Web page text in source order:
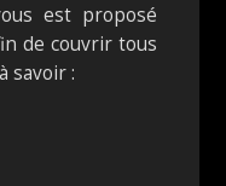
est proposé
de couvrir tous
savoir :